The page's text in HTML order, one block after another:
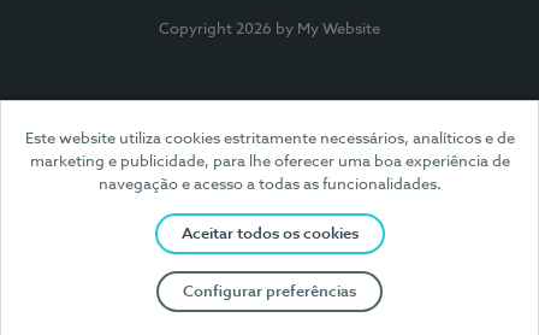
Este website utiliza cookies estritamente necessários, analíticos e de
marketing e publicidade, para lhe oferecer uma boa experiência de
navegação e acesso a todas as funcionalidades.
Aceitar todos os cookies
Configurar preferências
Copyright 2026 by My Website